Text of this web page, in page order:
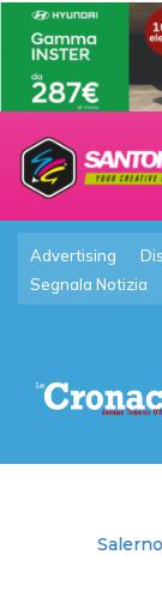
Advertising
Segnala Notizia